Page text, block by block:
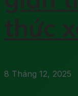
thức
8 Tháng 12, 2025